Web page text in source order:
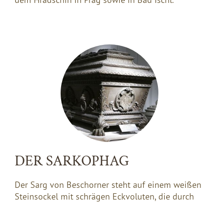
DER SARKOPHAG
Der Sarg von Beschorner steht auf einem weißen
Steinsockel mit schrägen Eckvoluten, die durch